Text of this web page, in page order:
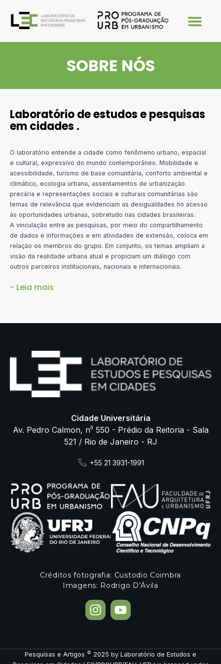
SOBRE NÓS
Laboratório de estudos e pesquisas
em cidades .
O laboratório entende a cidade como fenômeno urbano, espacial
e cultural, expressivo do mundo contemporâneo. Mobilidade e
acessibilidade, turismo de base comunitária, conforto ambiental e
climático, ecologia urbana, assentamentos de urbanização
precária e representações sociais e culturais comunitárias são
temas de relevância que evidenciam as desigualdades no acesso
às oportunidades urbanas, sobretudo nas cidades brasileiras.
A vinculação entre as pesquisas, por meio do compartilhamento
de dados e informações e em atividades de extensão, coloca em
relação os membros do grupo. Em conjunto, os temas ampliam a
visão da realidade urbana atual e propiciam um diálogo com
outros parceiros institucionais, nacionais e internacionais.
- Leia mais
Cidade Universitária
Av. Pedro Calmon, n⁰ 550 - Prédio da Reitoria - Sala
521 / Rio de Janeiro - RJ
+55 21 3931-1991
Créditos fotografia: Custodio Coimbra
Imagens: Rodrigo D’Ávila
Pesquisas e Artigos © 2025 by Laboratório de Estudos e